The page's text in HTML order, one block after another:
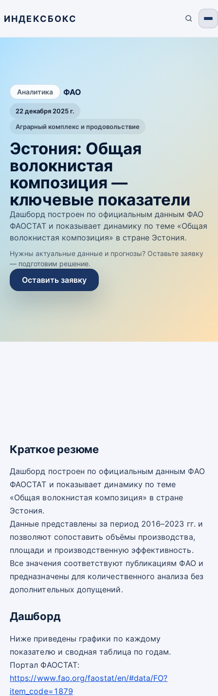
ИНДЕКСБОКС
Аналитика ФАО
22 декабря 2025 г.
Аграрный комплекс и продовольствие
Эстония: Общая
волокнистая
композиция —
ключевые показатели
Дашборд построен по официальным данным ФАО
ФАОСТАТ и показывает динамику по теме «Общая
волокнистая композиция» в стране Эстония.
Нужны актуальные данные и прогнозы? Оставьте заявку
— подготовим решение.
Оставить заявку
Краткое резюме
Дашборд построен по официальным данным ФАО
ФАОСТАТ и показывает динамику по теме
«Общая волокнистая композиция» в стране
Эстония.
Данные представлены за период 2016–2023 гг. и
позволяют сопоставить объёмы производства,
площади и производственную эффективность.
Все значения соответствуют публикациям ФАО и
предназначены для количественного анализа без
дополнительных допущений.
Дашборд
Ниже приведены графики по каждому
показателю и сводная таблица по годам.
Портал ФАОСТАТ:
https://www.fao.org/faostat/en/#data/FO?
item_code=1879